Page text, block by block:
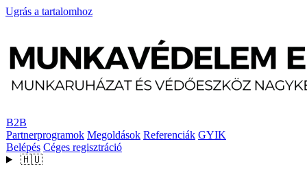
Ugrás a tartalomhoz
B2B
Partnerprogramok Megoldások Referenciák GYIK
Belépés Céges regisztráció
🇭🇺